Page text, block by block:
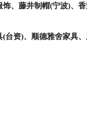
、藤井制帽(宁波)、
(台资)、顺德雅舍家具